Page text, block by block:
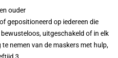
ouder
gepositioneerd op iedereen die
uitgeschakeld of in elk
nemen van de maskers met hulp,